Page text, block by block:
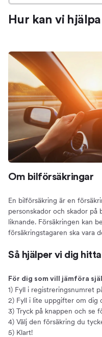
Hur kan vi hjälpa dig?
Jämför och byt
Jämför
Byt försäkring
Ta reda på vilken
Spara pengar
Så mycket kan du
Priset på
Rabatter
Om att samla
Så får du en billig
Så får du en lägre
Vad ingår i en
Trafikförsäkring
Halvförsäkring
Helförsäkring
Tillägg
Självrisk
Välja bilförsäkring
Hur kan vi
Om bilförsäkringar
En bilförsäkring är en
personskador och skador på
liknande. Försäkringen kan
försäkringstagaren ska vara
Så hjälper vi dig
För dig som vill jämföra
1) Fyll i registreringsnumret
2) Fyll i lite uppgifter om dig
3) Tryck på knappen och se
4) Välj den försäkring du
5) Klart!